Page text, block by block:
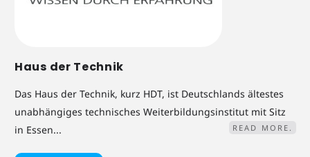
Haus der Technik
Das Haus der Technik, kurz HDT, ist Deutschlands ältestes
unabhängiges technisches Weiterbildungsinstitut mit Sitz
in Essen...
READ MORE.